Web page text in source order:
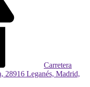
Carretera
28916 Leganés, Madrid,